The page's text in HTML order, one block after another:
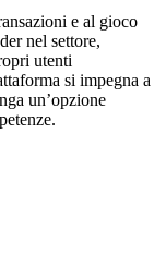
e al gioco
nel settore,
utenti
si impegna a
un’opzione